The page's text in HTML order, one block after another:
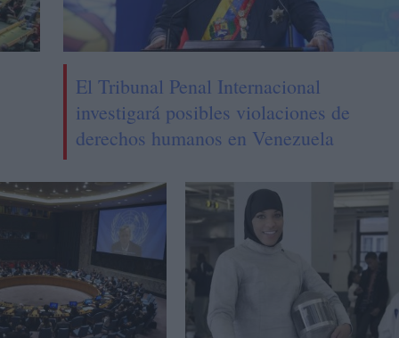
El Tribunal Penal Internacional
investigará posibles violaciones de
derechos humanos en Venezuela